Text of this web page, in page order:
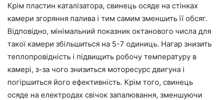
Крім пластин каталізатора, свинець осяде на стінках
камери згоряння палива і тим самим зменшить її обсяг.
Відповідно, мінімальний показник октанового числа для
такої камери збільшиться на 5-7 одиниць. Нагар знизить
теплопровідність і підвищить робочу температуру в
камері, з-за чого знизиться моторесурс двигуна і
погіршиться його ефективність. Крім того, свинець
осяде на електродах свічок запалювання, зменшуючи